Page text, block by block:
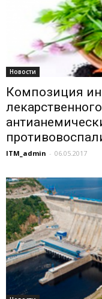
Новости
Композиция
ITM_admin - 06.05.2017